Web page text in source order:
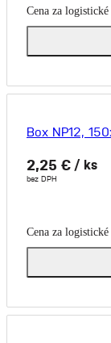
Cena za logistické
Box NP12,
2,25 € / ks
bez DPH
Cena za logistické